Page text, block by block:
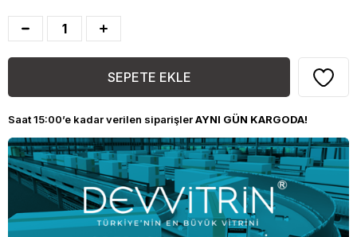
Saat 15:00’e kadar verilen siparişlerAYNI GÜN KARGODA!